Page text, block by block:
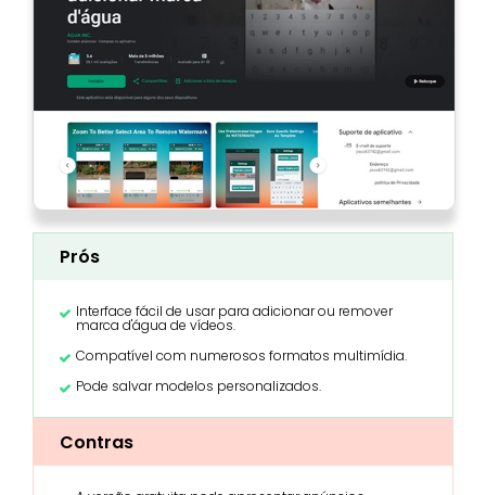
Prós
Interface fácil de usar para adicionar ou remover
marca d'água de vídeos.
Compatível com numerosos formatos multimídia.
Pode salvar modelos personalizados.
Contras